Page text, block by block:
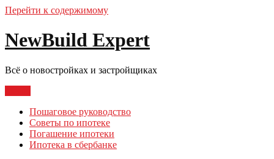
Перейти к содержимому
NewBuild Expert
Всё о новостройках и застройщиках
Пошаговое руководство
Советы по ипотеке
Погашение ипотеки
Ипотека в сбербанке